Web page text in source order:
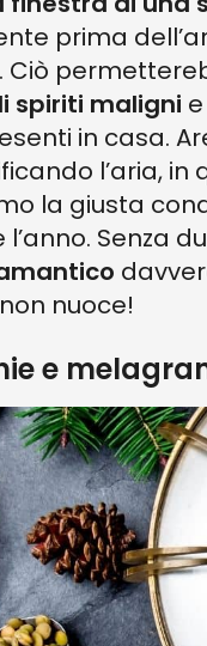
prima
Ciò
spiriti maligni
in casa.
l’aria, in
la giusta
Senza
nuoce!
e